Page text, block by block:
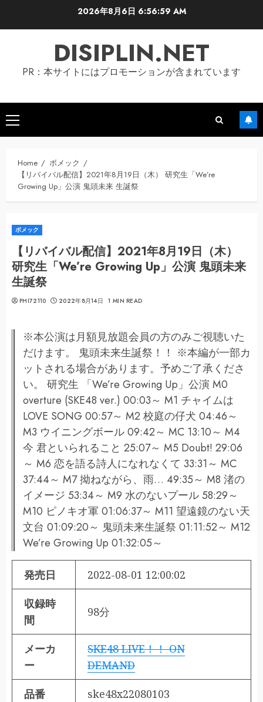
2026年8月6日 6:57:00 AM
DISIPLIN.NET
PR：本サイトにはプロモーションが含まれています
Primary
Menu
Home
ボメック
【リバイバル配信】2021年8月19日（木） 研究生「We’re
Growing Up」公演 鬼頭未来 生誕祭
ボメック
【リバイバル配信】2021年8月19日（木）
研究生「We’re Growing Up」公演 鬼頭未来
生誕祭
PHI72110 2022年8月14日 1 MIN READ
※本公演は月額見放題会員の方のみご視聴いた
だけます。 鬼頭未来生誕祭！！ ※本編が一部カ
ットされる場合があります。予めご了承くださ
い。 研究生 「We’re Growing Up」公演 M0
overture (SKE48 ver.) 00:03～ M1 チャイムは
LOVE SONG 00:57～ M2 校庭の仔犬 04:46～
M3 ウイニングボール 09:42～ MC 13:10～ M4
今 君といられること 25:07～ M5 Doubt! 29:06
～ M6 恋を語る詩人になれなくて 33:31～ MC
37:44～ M7 拗ねながら、雨… 49:35～ M8 渚の
イメージ 53:34～ M9 水のないプール 58:29～
M10 ピノキオ軍 01:06:37～ M11 望遠鏡のない天
文台 01:09:20～ 鬼頭未来生誕祭 01:11:52～ M12
We’re Growing Up 01:32:05～
発売日 2022-08-01 12:00:02
収録時
間
98分
メーカ
ー
SKE48 LIVE！！ ON
DEMAND
品番 ske48x22080103